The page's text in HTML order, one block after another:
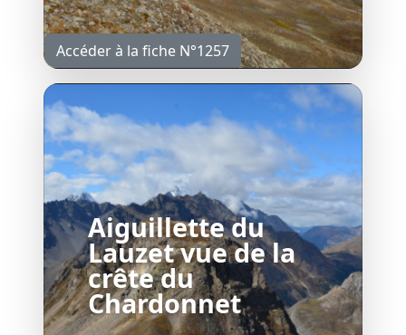
Accéder à la fiche N°1257
Aiguillette du
Lauzet vue de la
crête du
Chardonnet